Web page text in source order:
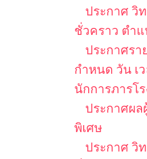
ประกาศ วิ
ชั่วคราว ตำแ
ประกาศรา
กำหนด วัน เ
นักการภารโ
ประกาศผ
พิเศษ
ประกาศ วิ